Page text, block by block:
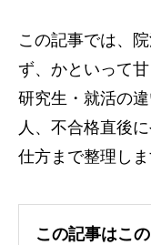
この記事では、
ず、かといって
研究生・就活の
人、不合格直後
仕方まで整理しま
この記事はこ